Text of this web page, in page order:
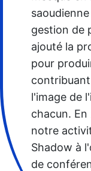
gestion de
ajouté la
pour
l'image de
chacun.
notre
Shadow à
de